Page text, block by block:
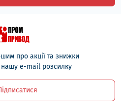
про акції та знижки
нашу e-mail розсилку